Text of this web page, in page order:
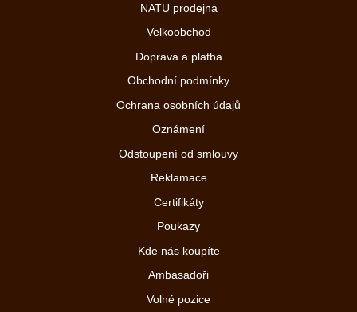
NATU prodejna
Velkoobchod
Doprava a platba
Obchodní podmínky
Ochrana osobních údajů
Oznámení
Odstoupení od smlouvy
Reklamace
Certifikáty
Poukazy
Kde nás koupíte
Ambasadoři
Volné pozice